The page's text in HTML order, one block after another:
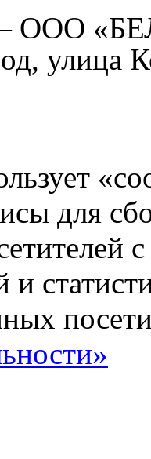
ООО
улица
для
и